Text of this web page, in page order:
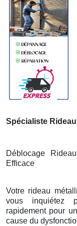
Spécialiste
Déblocage
Efficace
Votre rideau
vous inquiétez
rapidement pour
cause du